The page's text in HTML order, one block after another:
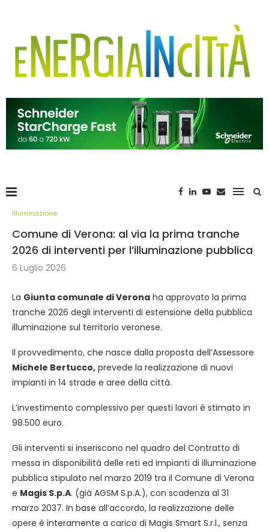
Illuminazione
Comune di Verona: al via la prima tranche
2026 di interventi per l’illuminazione pubblica
6 Luglio 2026
La Giunta comunale di Verona ha approvato la prima
tranche 2026 degli interventi di estensione della pubblica
illuminazione sul territorio veronese.
Il provvedimento, che nasce dalla proposta dell’Assessore
Michele Bertucco, prevede la realizzazione di nuovi
impianti in 14 strade e aree della città.
L’investimento complessivo per questi lavori è stimato in
98.500 euro.
Gli interventi si inseriscono nel quadro del Contratto di
messa in disponibilità delle reti ed impianti di illuminazione
pubblica stipulato nel marzo 2019 tra il Comune di Verona
e Magis S.p.A. (già AGSM S.p.A.), con scadenza al 31
marzo 2037. In base all’accordo, la realizzazione delle
opere è interamente a carico di Magis Smart S.r.l., senza